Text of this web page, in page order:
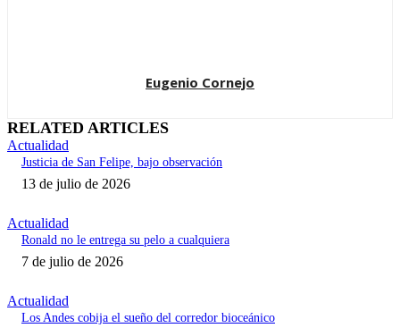
Eugenio Cornejo
RELATED ARTICLES
Actualidad
Justicia de San Felipe, bajo observación
13 de julio de 2026
Actualidad
Ronald no le entrega su pelo a cualquiera
7 de julio de 2026
Actualidad
Los Andes cobija el sueño del corredor bioceánico